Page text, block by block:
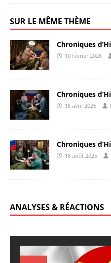
SUR LE MÊME THÈME
Chroniques
10 février 2026
Chroniques
15 avril 2026
Chroniques
16 août 2025
ANALYSES & RÉACTIONS